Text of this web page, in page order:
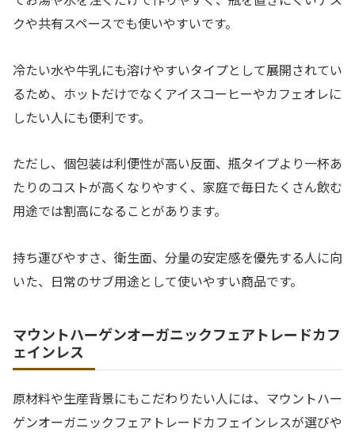
クや共有スペースでも使いやすいです。
冷たい水や牛乳にも溶けやすいタイプとして展開されてい
るため、ホットだけでなくアイスコーヒーやカフェオレに
したい人にも便利です。
ただし、個包装は利便性が高い反面、瓶タイプより一杯あ
たりのコストが高くなりやすく、家庭で毎日たくさん飲む
用途では割高になることがあります。
持ち運びやすさ、衛生面、分量の安定感を優先する人に向
いた、日常のサブ用途として使いやすい商品です。
マウントハーゲンオーガニックフェアトレードカフ
ェインレス
原材料や生産背景にもこだわりたい人には、マウントハー
ゲンオーガニックフェアトレードカフェインレスが選びや